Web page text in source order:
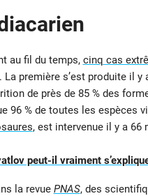
au fil du temps, cinq cas
première s’est produite il y
de près de 85 % des
96 % de toutes les espèces
, est intervenue il y a 66
peut-il vraiment
la revue PNAS, des